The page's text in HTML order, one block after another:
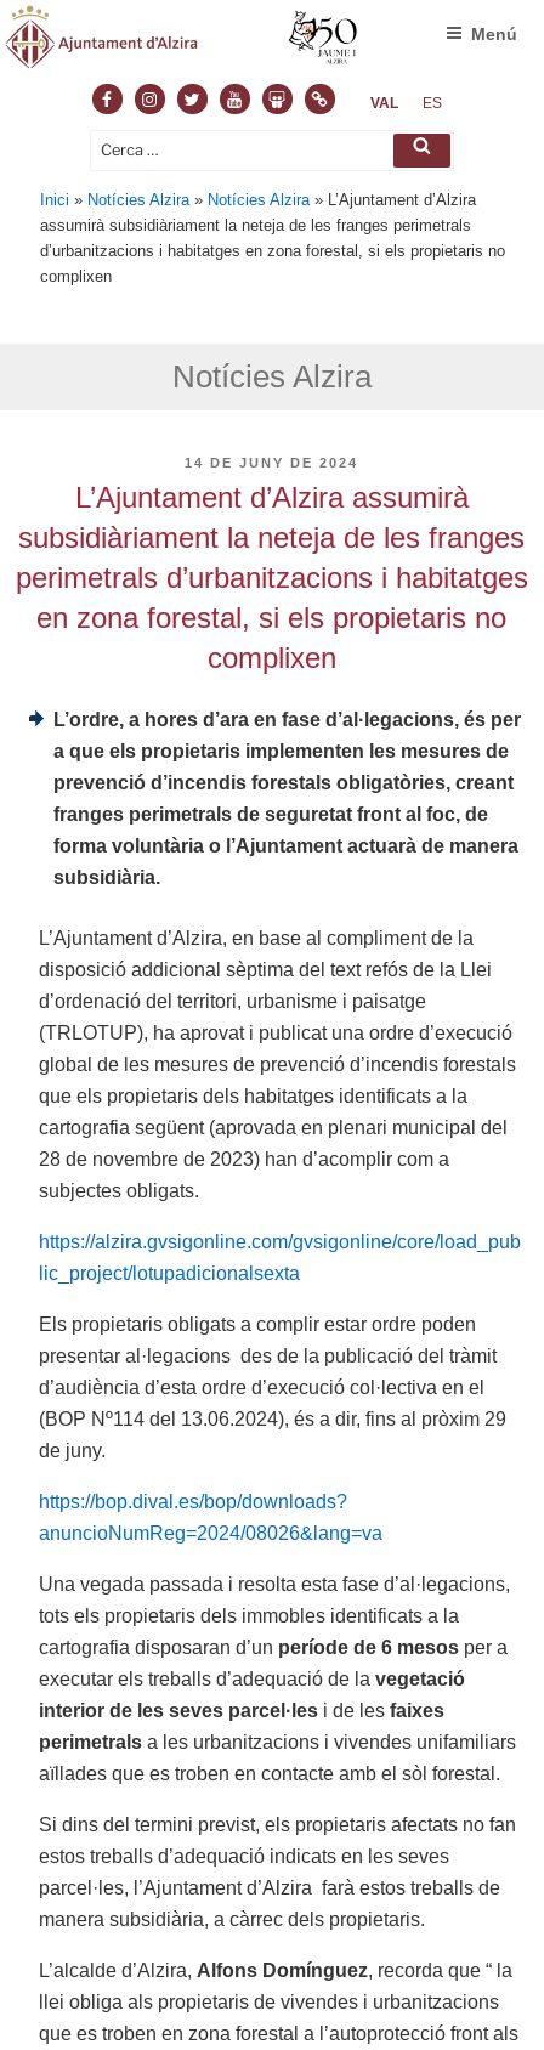
FacebookInstagram
TwitterYoutubeSlideshare
NormasVAL ES
Cerca: Cerca
Menú
Inici » Notícies Alzira » Notícies Alzira » L’Ajuntament d’Alzira
assumirà subsidiàriament la neteja de les franges perimetrals
d’urbanitzacions i habitatges en zona forestal, si els propietaris no
complixen
Notícies Alzira
PUBLICAT
14 DE JUNY DE 2024
L’Ajuntament d’Alzira assumirà
subsidiàriament la neteja de les franges
perimetrals d’urbanitzacions i habitatges
en zona forestal, si els propietaris no
complixen
L’ordre, a hores d’ara en fase d’al·legacions, és per
a que els propietaris implementen les mesures de
prevenció d’incendis forestals obligatòries, creant
franges perimetrals de seguretat front al foc, de
forma voluntària o l’Ajuntament actuarà de manera
subsidiària.
L’Ajuntament d’Alzira, en base al compliment de la
disposició addicional sèptima del text refós de la Llei
d’ordenació del territori, urbanisme i paisatge
(TRLOTUP), ha aprovat i publicat una ordre d’execució
global de les mesures de prevenció d’incendis forestals
que els propietaris dels habitatges identificats a la
cartografia següent (aprovada en plenari municipal del
28 de novembre de 2023) han d’acomplir com a
subjectes obligats.
https://alzira.gvsigonline.com/gvsigonline/core/load_pub
lic_project/lotupadicionalsexta
Els propietaris obligats a complir estar ordre poden
presentar al·legacions des de la publicació del tràmit
d’audiència d’esta ordre d’execució col·lectiva en el
(BOP Nº114 del 13.06.2024), és a dir, fins al pròxim 29
de juny.
https://bop.dival.es/bop/downloads?
anuncioNumReg=2024/08026&lang=va
Una vegada passada i resolta esta fase d’al·legacions,
tots els propietaris dels immobles identificats a la
cartografia disposaran d’un període de 6 mesos per a
executar els treballs d’adequació de lavegetació
interior de les seves parcel·les i de lesfaixes
perimetrals a les urbanitzacions i vivendes unifamiliars
aïllades que es troben en contacte amb el sòl forestal.
Si dins del termini previst, els propietaris afectats no fan
estos treballs d’adequació indicats en les seves
parcel·les, l’Ajuntament d’Alzira farà estos treballs de
manera subsidiària, a càrrec dels propietaris.
L’alcalde d’Alzira, Alfons Domínguez, recorda que “ la
llei obliga als propietaris de vivendes i urbanitzacions
que es troben en zona forestal a l’autoprotecció front als